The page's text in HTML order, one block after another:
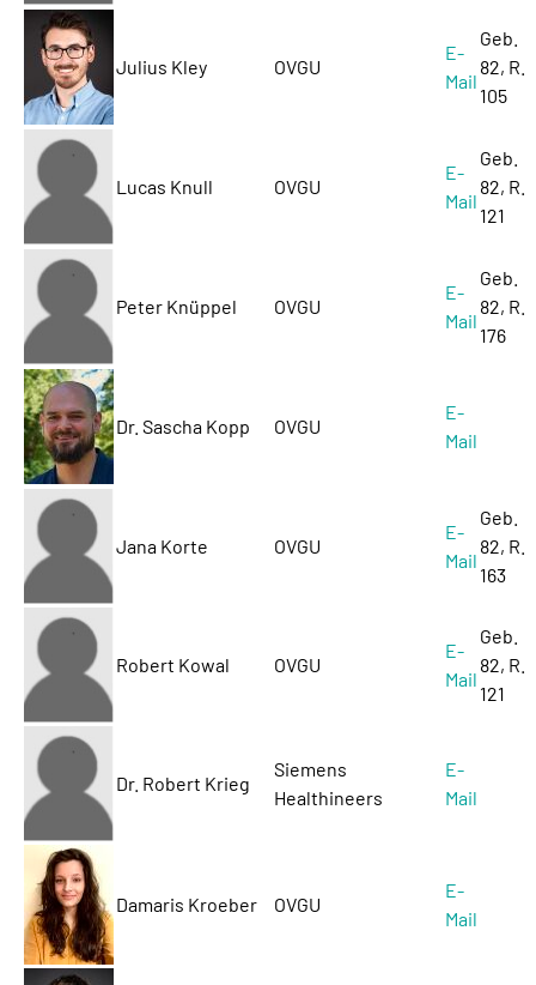
Julius Kley OVGU
E-
Mail
Geb.
82, R.
105
Lucas Knull OVGU
E-
Mail
Geb.
82, R.
121
Peter Knüppel OVGU
E-
Mail
Geb.
82, R.
176
Dr. Sascha Kopp OVGU
E-
Mail
Jana Korte OVGU
E-
Mail
Geb.
82, R.
163
Robert Kowal OVGU
E-
Mail
Geb.
82, R.
121
Dr. Robert Krieg
Siemens
Healthineers
E-
Mail
Damaris Kroeber OVGU
E-
Mail